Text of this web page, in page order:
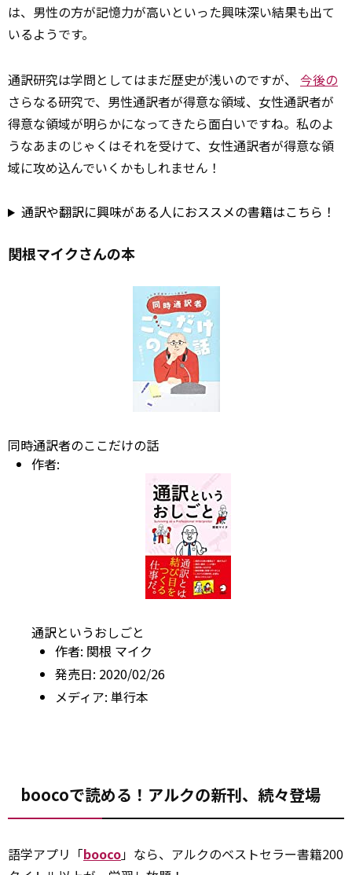
は、男性の方が記憶力が高いといった興味深い結果も出て
いるようです。
通訳研究は学問としてはまだ歴史が浅いのですが、 今後の
さらなる研究で、男性通訳者が得意な領域、女性通訳者が
得意な領域が明らかになってきたら面白いですね。私のよ
うなあまのじゃくはそれを受けて、女性通訳者が得意な領
域に攻め込んでいくかもしれません！
通訳や翻訳に興味がある人におススメの書籍はこちら！
関根マイクさんの本
同時通訳者のここだけの話
作者:
通訳というおしごと
作者: 関根 マイク
発売日: 2020/02/26
メディア: 単行本
boocoで読める！アルクの新刊、続々登場
語学アプリ「booco」なら、アルクのベストセラー書籍200